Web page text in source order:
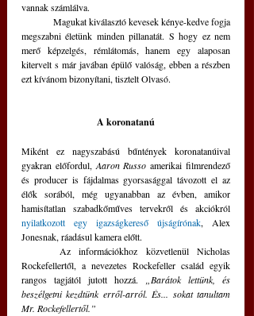
vannak számlálva.
megszabni életünk minden pillanatát. S hogy ez nem
merő képzelgés, rémlátomás, hanem egy alaposan
kitervelt s már javában épülő valóság, ebben a részben
ezt kívánom bizonyítani, tisztelt Olvasó.
A koronatanú
Miként ez nagyszabású bűntények koronatanúival
gyakran előfordul, Aaron Russo amerikai filmrendező
és producer is fájdalmas gyorsasággal távozott el az
élők sorából, még ugyanabban az évben, amikor
nyilatkozott egy igazságkereső újságírónak, Alex
Jonesnak, ráadásul kamera előtt.
Rockefellertől, a nevezetes Rockefeller család egyik
rangos tagjától jutott hozzá. „Barátok lettünk, és
beszélgetni kezdtünk erről-arról. És... sokat tanultam
Mr. Rockefellertől.”